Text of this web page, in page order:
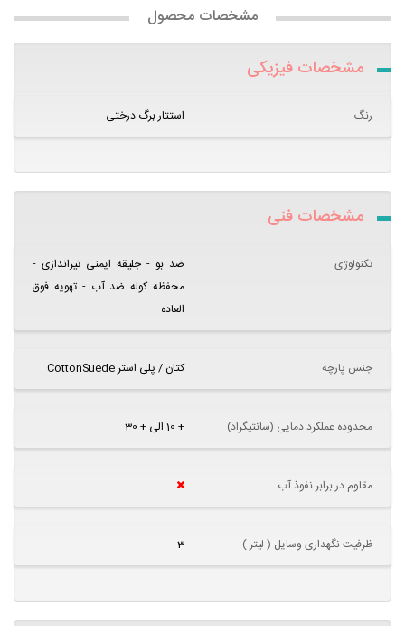
مشخصات محصول
مشخصات فیزیکی
رنگ استتار برگ درختی
مشخصات فنی
تکنولوژی
ضد بو - جلیقه ایمنی تیراندازی -
محفظه کوله ضد آب - تهویه فوق
العاده
جنس پارچه کتان / پلی استر CottonSuede
محدوده عملکرد دمایی (سانتیگراد) + 10 الی + 30
مقاوم در برابر نفوذ آب
ظرفیت نگهداری وسایل ( لیتر ) 3